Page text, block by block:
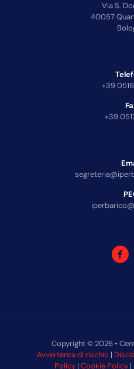
Via S.
40057
+39
+39
Copyright © 2026 •
Avvertenza di rischio |
Policy | Cookie Policy |